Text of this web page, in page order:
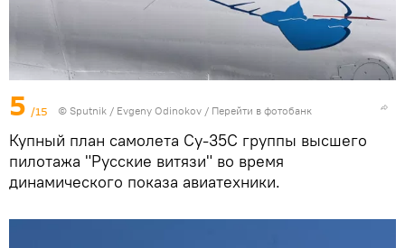
5 /15 © Sputnik / Evgeny Odinokov / Перейти в фотобанк
Купный план самолета Су-35С группы высшего
пилотажа "Русские витязи" во время
динамического показа авиатехники.